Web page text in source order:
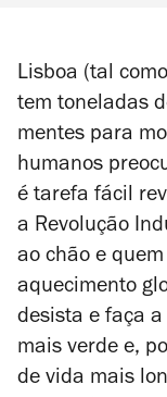
Lisboa (tal
tem toneladas
mentes para
humanos
é tarefa fácil
a Revolução
ao chão e
aquecimento
desista e faça
mais verde e,
de vida mais